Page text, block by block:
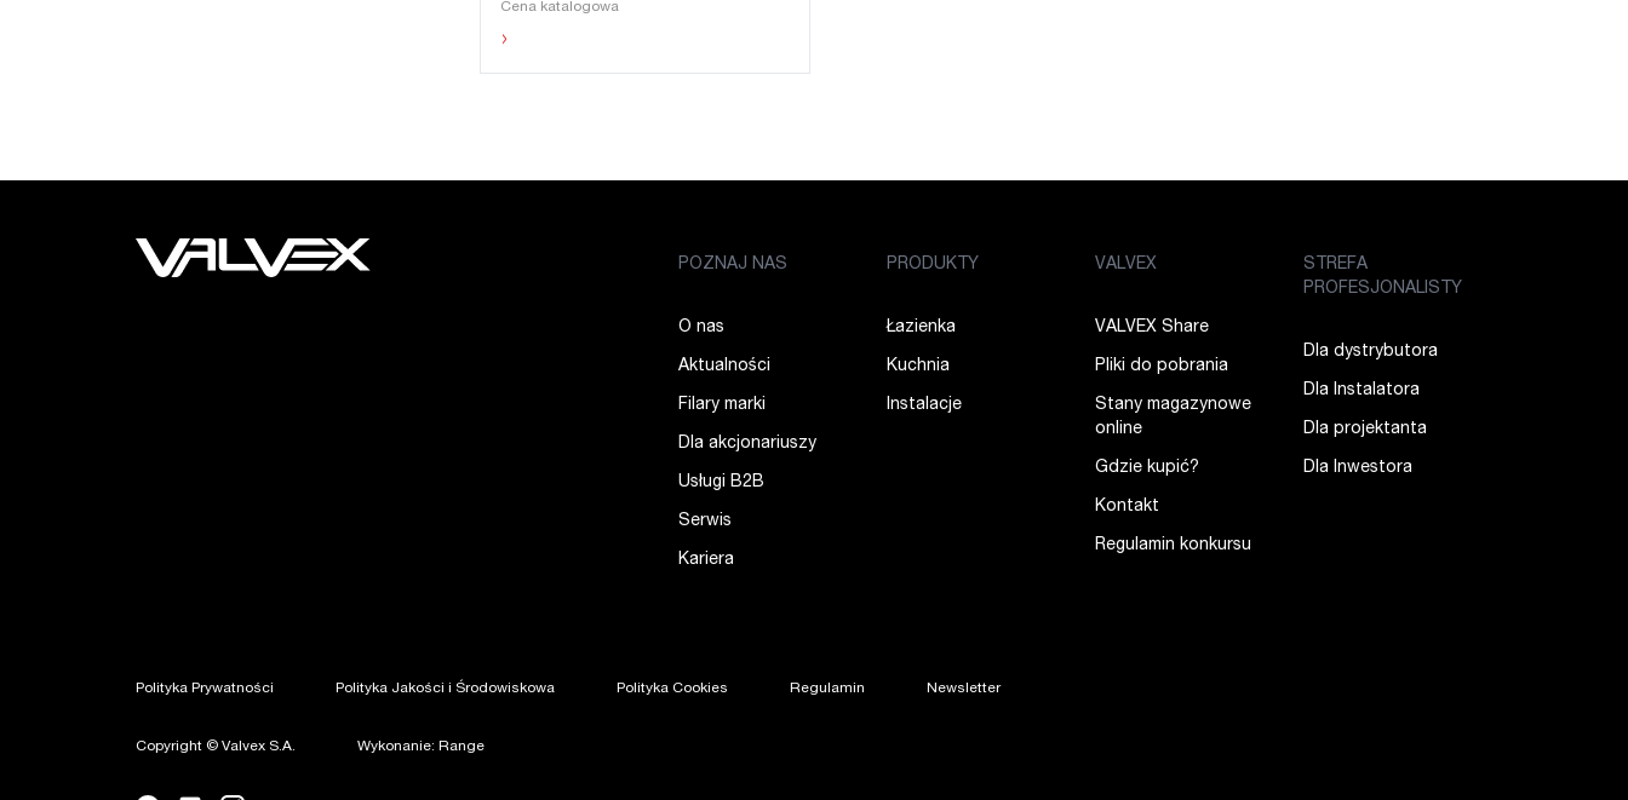
Cena katalogowa
›
POZNAJ NAS
O nas
Aktualności
Filary marki
Dla akcjonariuszy
Usługi B2B
Serwis
Kariera
PRODUKTY
Łazienka
Kuchnia
Instalacje
VALVEX
VALVEX Share
Pliki do pobrania
Stany magazynowe
online
Gdzie kupić?
Kontakt
Regulamin konkursu
STREFA
PROFESJONALISTY
Dla dystrybutora
Dla Instalatora
Dla projektanta
Dla Inwestora
Polityka Prywatności Polityka Jakości i Środowiskowa Polityka Cookies Regulamin Newsletter
Copyright © Valvex S.A. Wykonanie: Range